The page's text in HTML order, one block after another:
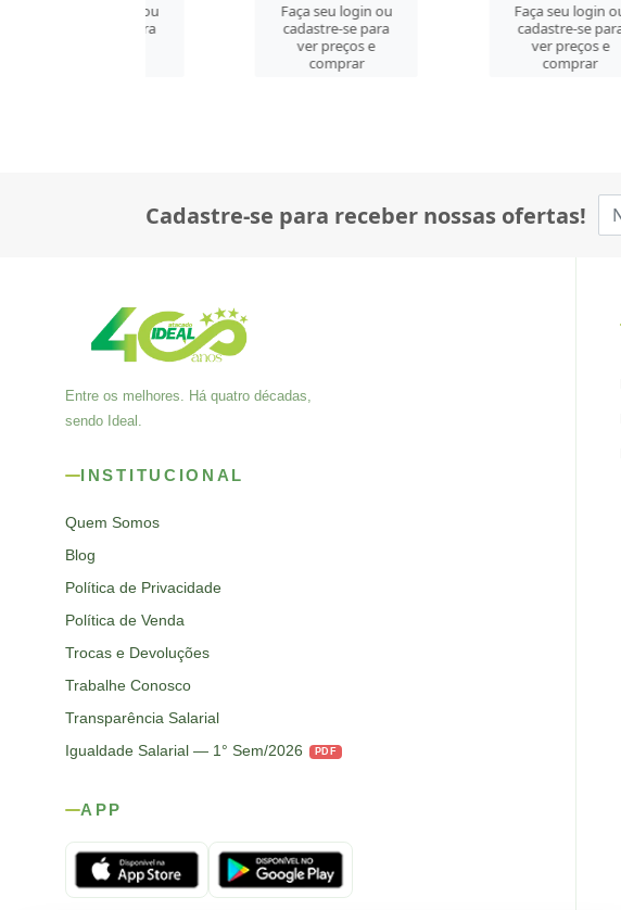
Faça seu login ou
cadastre-se para
ver preços e
Faça seu login ou
cadastre-se para
ver preços e
Cadastre-se para receber nossas ofertas!
Entre os melhores. Há quatro décadas,
sendo Ideal.
INSTITUCIONAL
Quem Somos
Blog
Política de Privacidade
Política de Venda
Trocas e Devoluções
Trabalhe Conosco
Transparência Salarial
Igualdade Salarial — 1° Sem/2026
PDF
APP